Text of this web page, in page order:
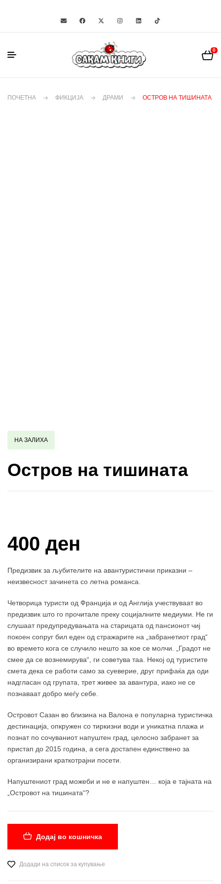
0
ПОЧЕТНА ФИКЦИЈА ДРАМИ ОСТРОВ НА ТИШИНАТА
НА ЗАЛИХА
Остров на тишината
400 ден
Предизвик за љубителите на авантуристични приказни –
неизвесност зачинета со летна романса.
Четворица туристи од Франција и од Англија учествуваат во
предизвик што го прочитале преку социјалните медиуми. Не ги
слушаат предупредувањата на старицата од пансионот чиј
покоен сопруг бил еден од стражарите на „забранетиот град“
во времето кога се случило нешто за кое се молчи. „Градот не
смее да се вознемирува“, ги советува таа. Некој од туристите
смета дека се работи само за суеверие, друг прифаќа да оди
надгласан од групата, трет живее за авантура, иако не се
познаваат добро меѓу себе.
Островот Сазан во близина на Валона е популарна туристичка
дестинација, опкружен со тиркизни води и уникатна плажа и
познат по сочуваниот напуштен град, целосно забранет за
пристап до 2015 година, а сега достапен единствено за
организирани краткотрајни посети.
Напуштениот град можеби и не е напуштен… која е тајната на
„Островот на тишината“?
Додај во кошничка
Додади на список за купување